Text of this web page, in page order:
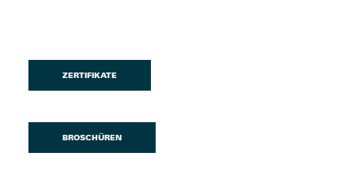
ZERTIFIKATE
BROSCHÜREN